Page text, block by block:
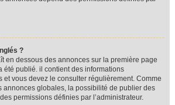
?
en dessous des annonces sur la première page
été publié. il contient des informations
et vous devez le consulter régulièrement. Comme
annonces globales, la possibilité de publier des
permissions définies par l’administrateur.